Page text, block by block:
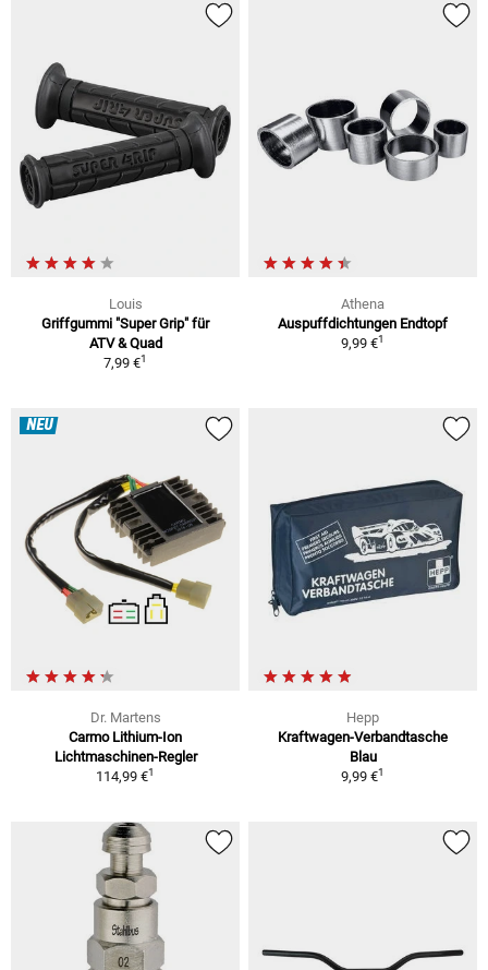
Louis
Griffgummi "Super Grip" für
ATV & Quad
7,99 €1
Athena
Auspuffdichtungen Endtopf
9,99 €1
NEU
Dr. Martens
Carmo Lithium-Ion
Lichtmaschinen-Regler
114,99 €1
Hepp
Kraftwagen-Verbandtasche
Blau
9,99 €1